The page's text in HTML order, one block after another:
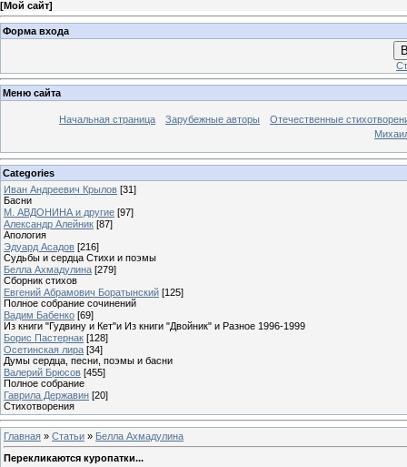
[Мой сайт]
Форма входа
Меню сайта
Начальная страница Зарубежные авторы
Отечественные
Categories
Иван Андреевич Крылов [31]
Басни
М. АВДОНИНА и другие [97]
Александр Алейник [87]
Апология
Эдуард Асадов [216]
Судьбы и сердца Стихи и поэмы
Белла Ахмадулина [279]
Сборник стихов
Евгений Абрамович Боратынский [125]
Полное собрание сочинений
Вадим Бабенко [69]
Из книги "Гудвину и Кет"и Из книги "Двойник" и Разное 1996-1999
Борис Пастернак [128]
Осетинская лира [34]
Думы сердца, песни, поэмы и басни
Валерий Брюсов [455]
Полное собрание
Гаврила Державин [20]
Стихотворения
Главная » Статьи » Белла Ахмадулина
Перекликаются куропатки...